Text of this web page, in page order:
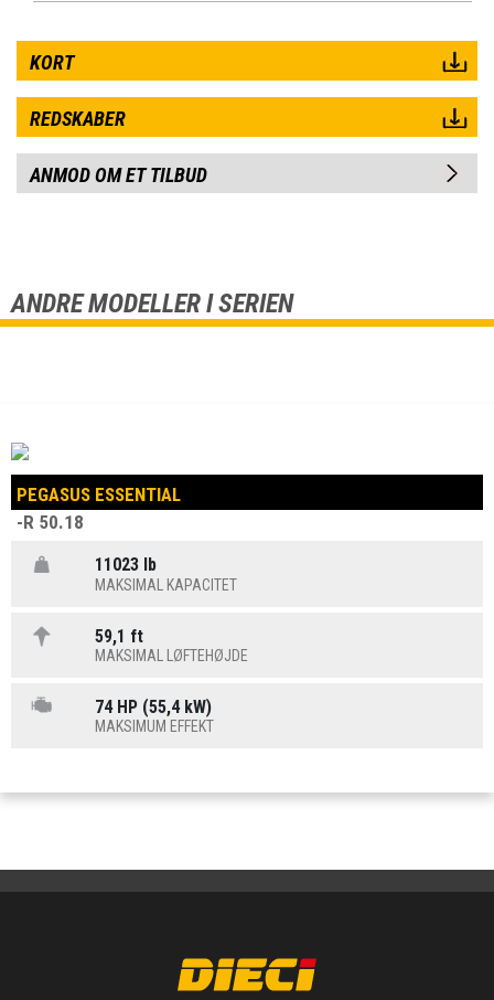
KORT
REDSKABER
ANMOD OM ET TILBUD
ANDRE MODELLER I SERIEN
PEGASUS ESSENTIAL
-R 50.18
11023 lb
MAKSIMAL KAPACITET
59,1 ft
MAKSIMAL LØFTEHØJDE
74 HP (55,4 kW)
MAKSIMUM EFFEKT